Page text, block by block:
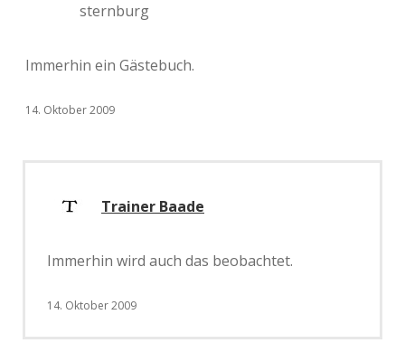
sternburg
Immerhin ein Gästebuch.
14. Oktober 2009
Trainer Baade
Immerhin wird auch das beobachtet.
14. Oktober 2009